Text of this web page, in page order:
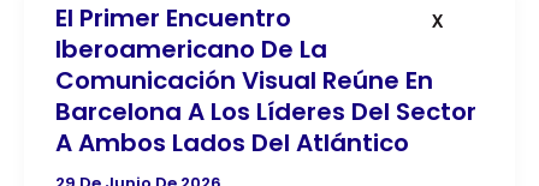
X
El Primer Encuentro
Iberoamericano De La
Comunicación Visual Reúne En
Barcelona A Los Líderes Del Sector
A Ambos Lados Del Atlántico